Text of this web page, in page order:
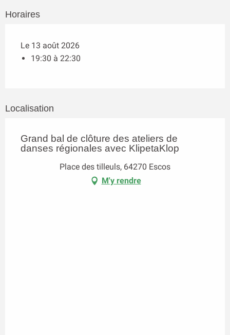
Horaires
Le 13 août 2026
19:30 à 22:30
Localisation
Grand bal de clôture des ateliers de
danses régionales avec KlipetaKlop
Place des tilleuls, 64270 Escos
M'y rendre